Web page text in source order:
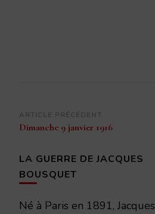
Navigation
d’article
Dimanche 9 janvier 1916
LA GUERRE DE JACQUES
BOUSQUET
Né à Paris en 1891, Jacques